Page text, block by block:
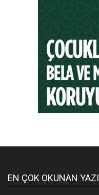
EN ÇOK OKUNAN YAZI